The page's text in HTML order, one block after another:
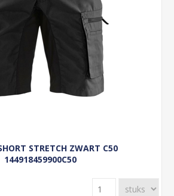
STRETCH ZWART C50
144918459900C50